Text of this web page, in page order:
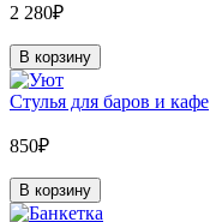
2 280₽
В корзину
Стулья для баров и кафе
850₽
В корзину